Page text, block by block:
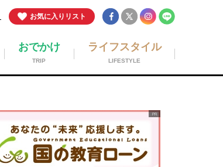
お気に入りリスト
ライフスタイル
LIFESTYLE
おでかけ
TRIP